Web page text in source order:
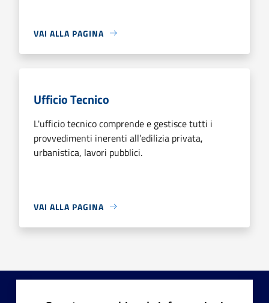
VAI ALLA PAGINA
Ufficio Tecnico
L'ufficio tecnico comprende e gestisce tutti i
provvedimenti inerenti all’edilizia privata,
urbanistica, lavori pubblici.
VAI ALLA PAGINA